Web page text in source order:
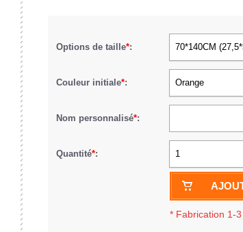
Options de taille*: 70*140CM
Couleur initiale*: Orange
Nom personnalisé*:
Quantité*: 1
* Fabrication 1-